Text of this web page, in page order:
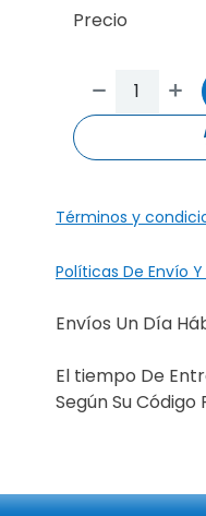
Precio
Términos y
Políticas De Envío
Envíos Un Día
El tiempo De
Según Su Código